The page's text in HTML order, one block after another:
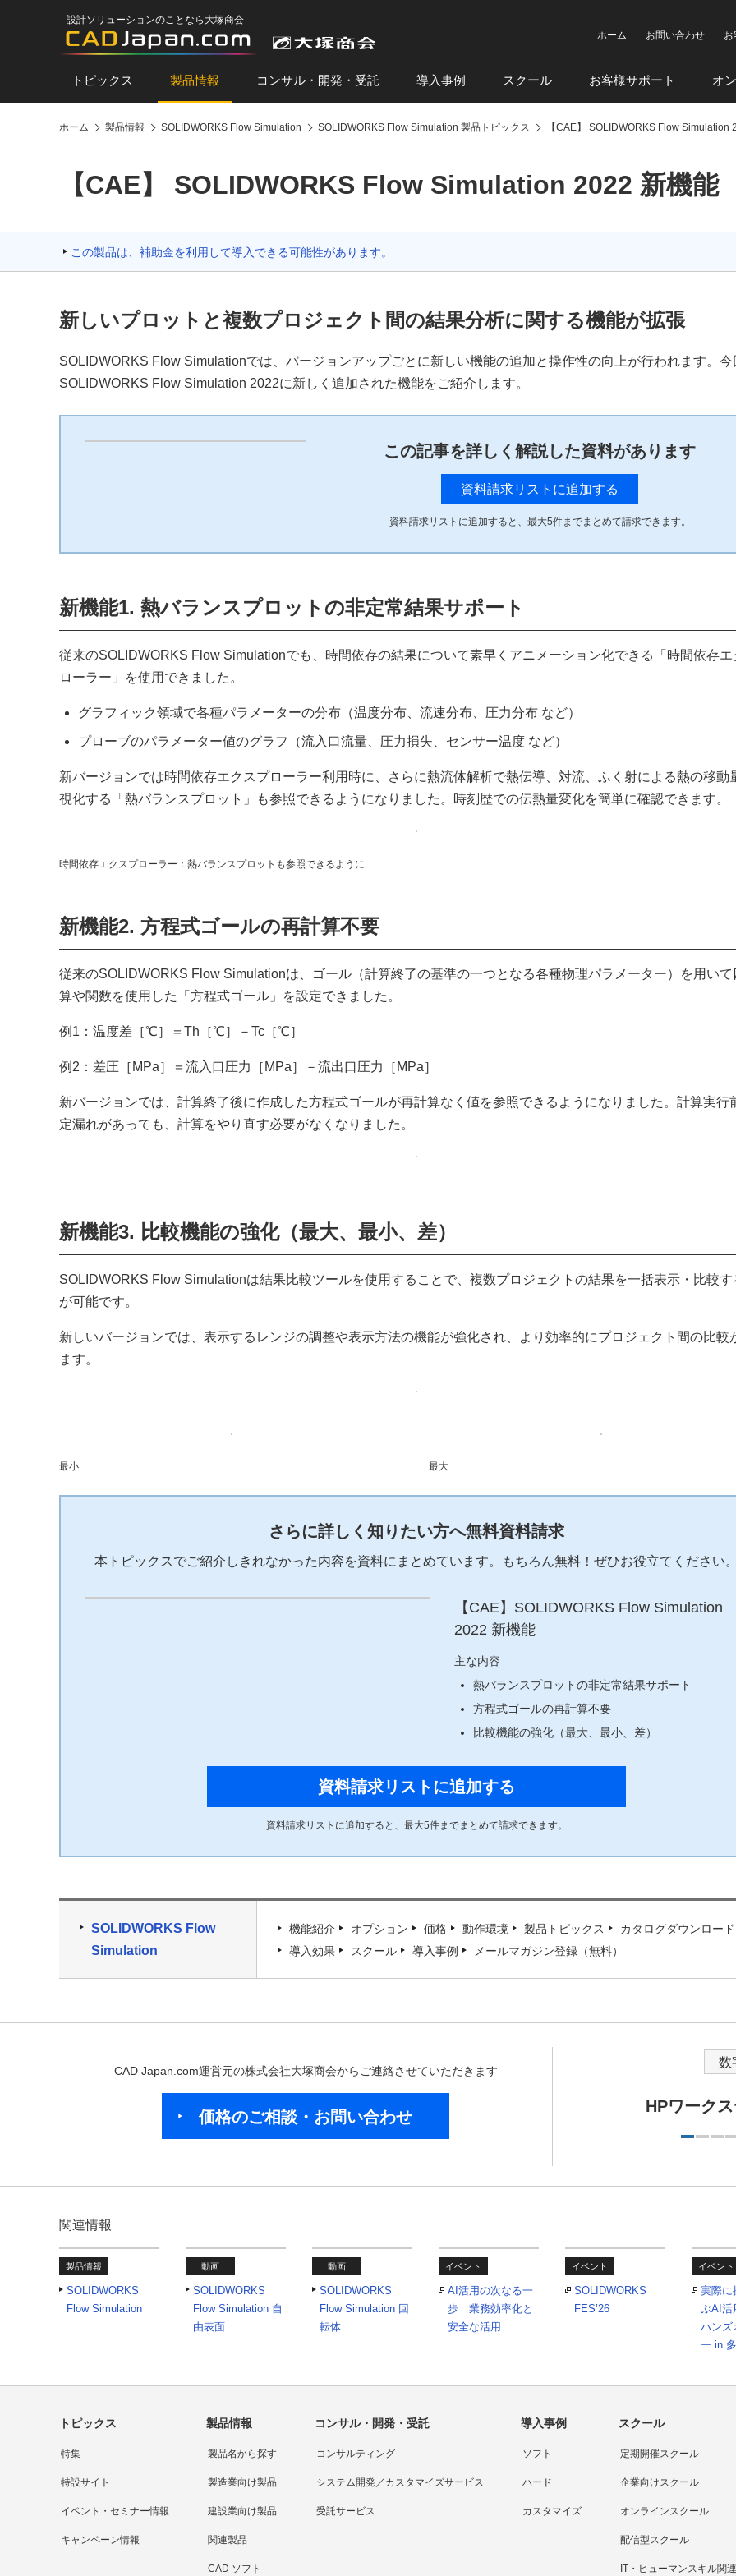
設計ソリューションのことなら大塚商会
ホーム
お問い合わせ お
トピックス 製品情報 コンサル・開発・受託 導入事例 スクール お客様サポート オ
ホーム 製品情報 SOLIDWORKS Flow Simulation SOLIDWORKS Flow Simulation 製品トピックス 【CAE】 SOLIDWORKS Flow Simulation
【CAE】 SOLIDWORKS Flow Simulation 2022 新機能
この製品は、補助金を利用して導入できる可能性があります。
新しいプロットと複数プロジェクト間の結果分析に関する機能が拡張
SOLIDWORKS Flow Simulationでは、バージョンアップごとに新しい機能の追加と操作性の向上が行われます。今
SOLIDWORKS Flow Simulation 2022に新しく追加された機能をご紹介します。
この記事を詳しく解説した資料があります
資料請求リストに追加する
資料請求リストに追加すると、最大5件までまとめて請求できます。
新機能1. 熱バランスプロットの非定常結果サポート
従来のSOLIDWORKS Flow Simulationでも、時間依存の結果について素早くアニメーション化できる「時間依存エ
ローラー」を使用できました。
グラフィック領域で各種パラメーターの分布（温度分布、流速分布、圧力分布 など）
プローブのパラメーター値のグラフ（流入口流量、圧力損失、センサー温度 など）
新バージョンでは時間依存エクスプローラー利用時に、さらに熱流体解析で熱伝導、対流、ふく射による熱の移動
視化する「熱バランスプロット」も参照できるようになりました。時刻歴での伝熱量変化を簡単に確認できます。
時間依存エクスプローラー：熱バランスプロットも参照できるように
新機能2. 方程式ゴールの再計算不要
従来のSOLIDWORKS Flow Simulationは、ゴール（計算終了の基準の一つとなる各種物理パラメーター）を用いて
算や関数を使用した「方程式ゴール」を設定できました。
例1：温度差［℃］＝Th［℃］－Tc［℃］
例2：差圧［MPa］＝流入口圧力［MPa］－流出口圧力［MPa］
新バージョンでは、計算終了後に作成した方程式ゴールが再計算なく値を参照できるようになりました。計算実行
定漏れがあっても、計算をやり直す必要がなくなりました。
新機能3. 比較機能の強化（最大、最小、差）
SOLIDWORKS Flow Simulationは結果比較ツールを使用することで、複数プロジェクトの結果を一括表示・比較す
が可能です。
新しいバージョンでは、表示するレンジの調整や表示方法の機能が強化され、より効率的にプロジェクト間の比較
ます。
最小 最大
さらに詳しく知りたい方へ無料資料請求
本トピックスでご紹介しきれなかった内容を資料にまとめています。もちろん無料！ぜひお役立てください。
【CAE】SOLIDWORKS Flow Simulation
2022 新機能
主な内容
熱バランスプロットの非定常結果サポート
方程式ゴールの再計算不要
比較機能の強化（最大、最小、差）
資料請求リストに追加する
資料請求リストに追加すると、最大5件までまとめて請求できます。
SOLIDWORKS Flow
Simulation
機能紹介 オプション 価格 動作環境 製品トピックス
カタログダウンロード
導入効果
スクール 導入事例 メールマガジン登録（無料）
CAD Japan.com運営元の株式会社大塚商会からご連絡させていただきます
価格のご相談・お問い合わせ
数
HPワーク
関連情報
製品情報
SOLIDWORKS
Flow Simulation
動画
SOLIDWORKS
Flow Simulation 自
由表面
動画
SOLIDWORKS
Flow Simulation 回
転体
イベント
AI活用の次なる一
歩 業務効率化と
安全な活用
イベント
SOLIDWORKS
FES’26
イベント
実際に
ぶAI活
ハンズ
ー in
トピックス
特集
特設サイト
イベント・セミナー情報
キャンペーン情報
製品情報
製品名から探す
製造業向け製品
建設業向け製品
関連製品
CAD ソフト
コンサル・開発・受託
コンサルティング
システム開発／カスタマイズサービス
受託サービス
導入事例
ソフト
ハード
カスタマイズ
スクール
定期開催スクール
企業向けスクール
オンラインスクール
配信型スクール
IT・ヒューマンスキル関